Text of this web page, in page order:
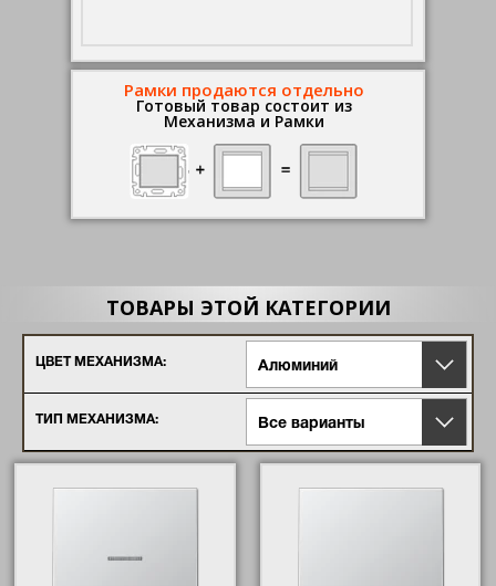
Рамки продаются отдельно
Готовый товар состоит из
Механизма и Рамки
ТОВАРЫ ЭТОЙ КАТЕГОРИИ
ЦВЕТ МЕХАНИЗМА: Алюминий
ТИП МЕХАНИЗМА: Все варианты